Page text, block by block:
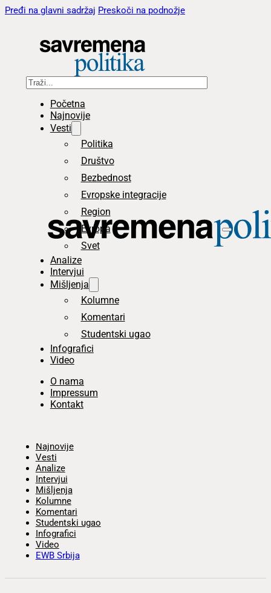
Pređi na glavni sadržaj Preskoči na podnožje
Pretraga
Početna
Najnovije
Vesti
Politika
Društvo
Bezbednost
Evropske integracije
Region
Evropa
Svet
Analize
Intervjui
Mišljenja
Kolumne
Komentari
Studentski ugao
Infografici
Video
O nama
Impressum
Kontakt
Najnovije
Vesti
Analize
Intervjui
Mišljenja
Kolumne
Komentari
Studentski ugao
Infografici
Video
EWB Srbija